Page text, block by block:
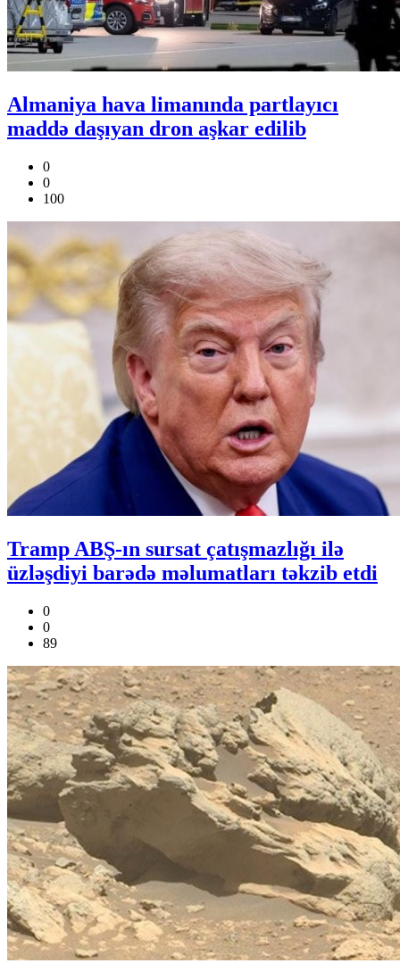
Almaniya hava limanında partlayıcı
maddə daşıyan dron aşkar edilib
0
0
100
Tramp ABŞ-ın sursat çatışmazlığı ilə
üzləşdiyi barədə məlumatları təkzib etdi
0
0
89